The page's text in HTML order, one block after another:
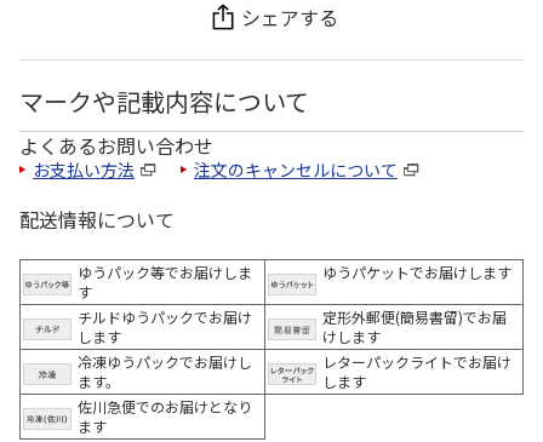
シェアする
マークや記載内容について
よくあるお問い合わせ
お支払い方法 注文のキャンセルについて
配送情報について
ゆうパック等でお届けしま
す
ゆうパケットでお届けします
チルドゆうパックでお届け
します
定形外郵便(簡易書留)でお届
けします
冷凍ゆうパックでお届けし
ます。
レターパックライトでお届け
します
佐川急便でのお届けとなり
ます